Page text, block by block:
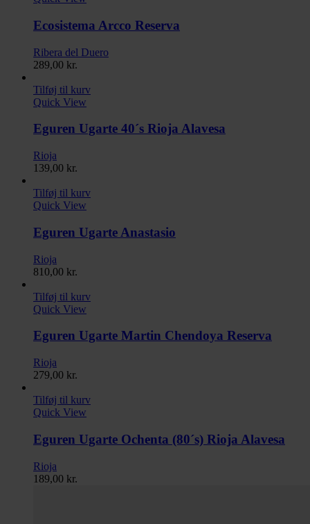
Ecosistema Arcco Reserva
Ribera del Duero
289,00 kr.
Tilføj til kurv
Quick View
Eguren Ugarte 40´s Rioja Alavesa
Rioja
139,00 kr.
Tilføj til kurv
Quick View
Eguren Ugarte Anastasio
Rioja
810,00 kr.
Tilføj til kurv
Quick View
Eguren Ugarte Martin Chendoya Reserva
Rioja
279,00 kr.
Tilføj til kurv
Quick View
Eguren Ugarte Ochenta (80´s) Rioja Alavesa
Rioja
189,00 kr.